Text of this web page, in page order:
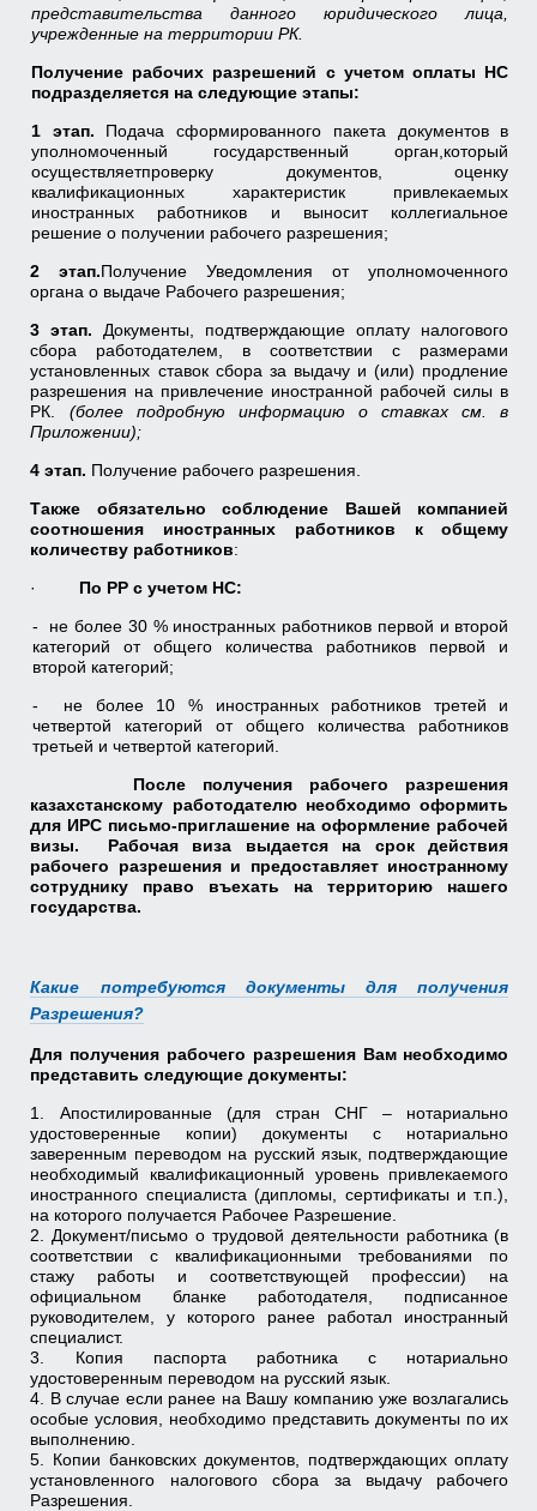
представительства данного юридического лица,
учрежденные на территории РК.
Получение рабочих разрешений с учетом оплаты НС
подразделяется на следующие этапы:
1 этап. Подача сформированного пакета документов в
уполномоченный государственный орган,который
осуществляетпроверку документов, оценку
квалификационных характеристик привлекаемых
иностранных работников и выносит коллегиальное
решение о получении рабочего разрешения;
2 этап.Получение Уведомления от уполномоченного
органа о выдаче Рабочего разрешения;
3 этап. Документы, подтверждающие оплату налогового
сбора работодателем, в соответствии с размерами
установленных ставок сбора за выдачу и (или) продление
разрешения на привлечение иностранной рабочей силы в
РК. (более подробную информацию о ставках см. в
Приложении);
4 этап. Получение рабочего разрешения.
Также обязательно соблюдение Вашей компанией
соотношения иностранных работников к общему
количеству работников:
· По РР с учетом НС:
- не более 30 % иностранных работников первой и второй
категорий от общего количества работников первой и
второй категорий;
- не более 10 % иностранных работников третей и
четвертой категорий от общего количества работников
третьей и четвертой категорий.
После получения рабочего разрешения
казахстанскому работодателю необходимо оформить
для ИРС письмо-приглашение на оформление рабочей
визы. Рабочая виза выдается на срок действия
рабочего разрешения и предоставляет иностранному
сотруднику право въехать на территорию нашего
государства.
Какие потребуются документы для получения
Разрешения?
Для получения рабочего разрешения Вам необходимо
представить следующие документы:
1. Апостилированные (для стран СНГ – нотариально
удостоверенные копии) документы с нотариально
заверенным переводом на русский язык, подтверждающие
необходимый квалификационный уровень привлекаемого
иностранного специалиста (дипломы, сертификаты и т.п.),
на которого получается Рабочее Разрешение.
2. Документ/письмо о трудовой деятельности работника (в
соответствии с квалификационными требованиями по
стажу работы и соответствующей профессии) на
официальном бланке работодателя, подписанное
руководителем, у которого ранее работал иностранный
специалист.
3. Копия паспорта работника с нотариально
удостоверенным переводом на русский язык.
4. В случае если ранее на Вашу компанию уже возлагались
особые условия, необходимо представить документы по их
выполнению.
5. Копии банковских документов, подтверждающих оплату
установленного налогового сбора за выдачу рабочего
Разрешения.